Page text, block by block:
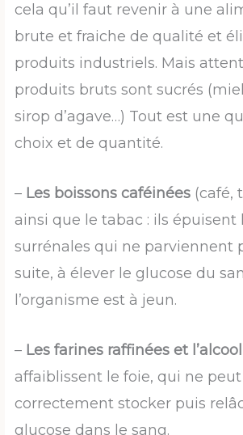
cela qu’il faut revenir à une
brute et fraiche de qualité et
produits industriels. Mais
produits bruts sont sucrés
sirop d’agave…) Tout est une
choix et de quantité.
– Les boissons caféinées (café,
ainsi que le tabac : ils épuisent
surrénales qui ne parviennent
suite, à élever le glucose du
l’organisme est à jeun.
– Les farines raffinées et
affaiblissent le foie, qui ne
correctement stocker puis
glucose dans le sang.